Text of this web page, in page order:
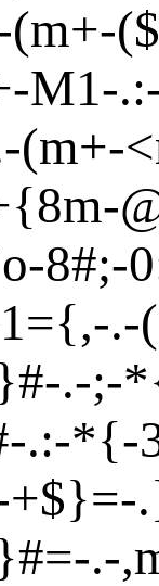
(m+-(
-M1-.:
-(m+-<
8m-
-8#;-
1={,-.-
#-.-;-
.:-*{-
+$}=-
#=-.-